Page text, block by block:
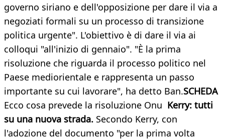
governo siriano e dell'opposizione per dare il via a
negoziati formali su un processo di transizione
politica urgente". L'obiettivo è di dare il via ai
colloqui "all'inizio di gennaio". "È la prima
risoluzione che riguarda il processo politico nel
Paese mediorientale e rappresenta un passo
importante su cui lavorare", ha detto Ban.SCHEDA
Ecco cosa prevede la risoluzione Onu Kerry: tutti
su una nuova strada. Secondo Kerry, con
l'adozione del documento "per la prima volta